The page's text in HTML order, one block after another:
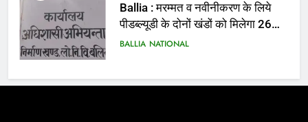
Ballia : 110 फीट ऊंचे तिरंगे के सम्मान
में बलिया में निकला तिरंगा यात्रा
BALLIA NATIONAL
7